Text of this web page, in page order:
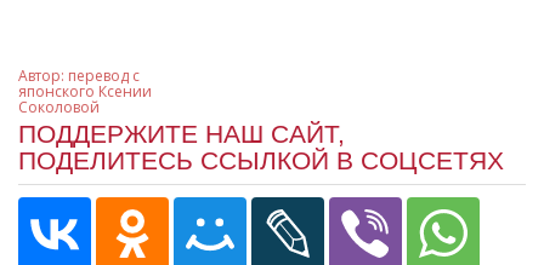
Автор: перевод с
японского Ксении
Соколовой
ПОДДЕРЖИТЕ НАШ САЙТ,
ПОДЕЛИТЕСЬ ССЫЛКОЙ В СОЦСЕТЯХ